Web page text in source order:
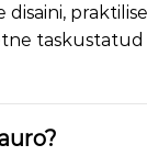
disaini,
taskustatud